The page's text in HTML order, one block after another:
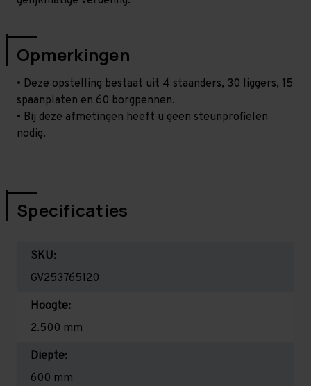
Opmerkingen
• Deze opstelling bestaat uit 4 staanders, 30 liggers, 15
spaanplaten en 60 borgpennen.
• Bij deze afmetingen heeft u geen steunprofielen
nodig.
Specificaties
SKU:
GV253765120
Hoogte:
2.500 mm
Diepte:
600 mm